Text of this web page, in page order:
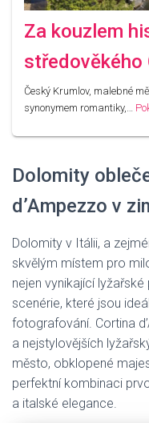
Za kouzlem
středověkého
Český Krumlov, malebné
synonymem romantiky,…
Dolomity
d’Ampezzo v
Dolomity v Itálii, a
skvělým místem pro
nejen vynikající
scenérie, které jsou
fotografování. Cortina
a nejstylovějších
město, obklopené
perfektní kombinaci
a italské elegance.